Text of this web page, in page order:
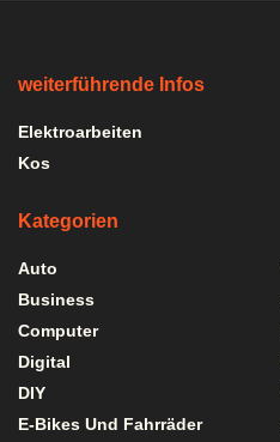
weiterführende Infos
Elektroarbeiten
Kos
Kategorien
Auto
Business
Computer
Digital
DIY
E-Bikes Und Fahrräder